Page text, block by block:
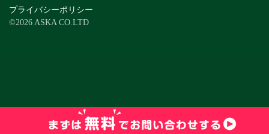
プライバシーポリシー
©2026 ASKA CO.LTD